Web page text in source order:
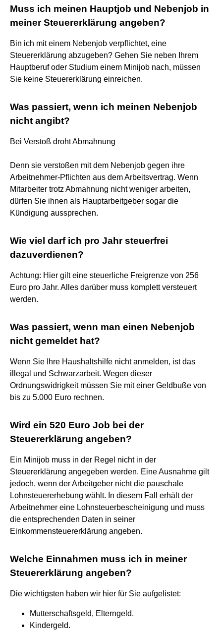
Muss ich meinen Hauptjob und Nebenjob in
meiner Steuererklärung angeben?
Bin ich mit einem Nebenjob verpflichtet, eine
Steuererklärung abzugeben? Gehen Sie neben Ihrem
Hauptberuf oder Studium einem Minijob nach, müssen
Sie keine Steuererklärung einreichen.
Was passiert, wenn ich meinen Nebenjob
nicht angibt?
Bei Verstoß droht Abmahnung
Denn sie verstoßen mit dem Nebenjob gegen ihre
Arbeitnehmer-Pflichten aus dem Arbeitsvertrag. Wenn
Mitarbeiter trotz Abmahnung nicht weniger arbeiten,
dürfen Sie ihnen als Hauptarbeitgeber sogar die
Kündigung aussprechen.
Wie viel darf ich pro Jahr steuerfrei
dazuverdienen?
Achtung: Hier gilt eine steuerliche Freigrenze von 256
Euro pro Jahr. Alles darüber muss komplett versteuert
werden.
Was passiert, wenn man einen Nebenjob
nicht gemeldet hat?
Wenn Sie Ihre Haushaltshilfe nicht anmelden, ist das
illegal und Schwarzarbeit. Wegen dieser
Ordnungswidrigkeit müssen Sie mit einer Geldbuße von
bis zu 5.000 Euro rechnen.
Wird ein 520 Euro Job bei der
Steuererklärung angeben?
Ein Minijob muss in der Regel nicht in der
Steuererklärung angegeben werden. Eine Ausnahme gilt
jedoch, wenn der Arbeitgeber nicht die pauschale
Lohnsteuererhebung wählt. In diesem Fall erhält der
Arbeitnehmer eine Lohnsteuerbescheinigung und muss
die entsprechenden Daten in seiner
Einkommensteuererklärung angeben.
Welche Einnahmen muss ich in meiner
Steuererklärung angeben?
Die wichtigsten haben wir hier für Sie aufgelistet:
Mutterschaftsgeld, Elterngeld.
Kindergeld.